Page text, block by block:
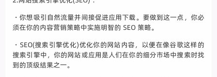
・你想吸引自然流量并间接促进应用下载。要做到这一点，你必
须在你的内容营销策略中实施明智的 SEO 策略。
・SEO(搜索引擎优化)优化你的网站内容，以便在像谷歌这样的
搜索引擎中，你的网站或应用是人们在你的细分市场中搜索时找
到的顶级结果之一。